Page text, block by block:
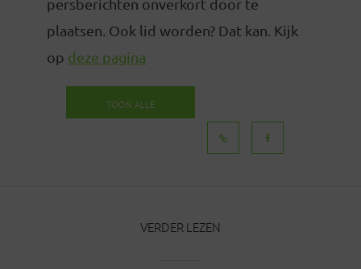
persberichten onverkort door te
plaatsen. Ook lid worden? Dat kan. Kijk
op deze pagina
TOON ALLE
VERDER LEZEN